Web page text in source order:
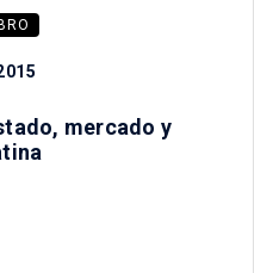
mercado y